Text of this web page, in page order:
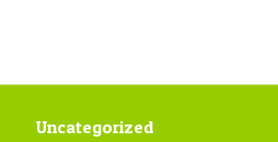
Uncategorized